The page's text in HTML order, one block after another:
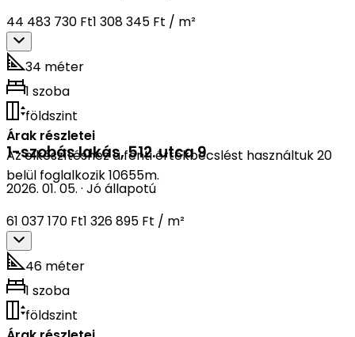
44 483 730 Ft1 308 345 Ft / m²
34 méter
1 szoba
földszint
Árak részletei
Az elkészítéshez a fenti értékbecslést használtuk 20
belül foglalkozik 10655m.
1-szobás lakás,512. utca 9
2026. 01. 05. · Jó állapotú
61 037 170 Ft1 326 895 Ft / m²
46 méter
1 szoba
földszint